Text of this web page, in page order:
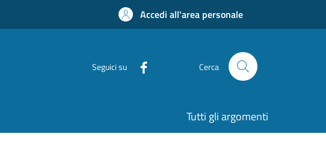
Accedi all'area personale
Seguici su Cerca
Tutti gli argomenti